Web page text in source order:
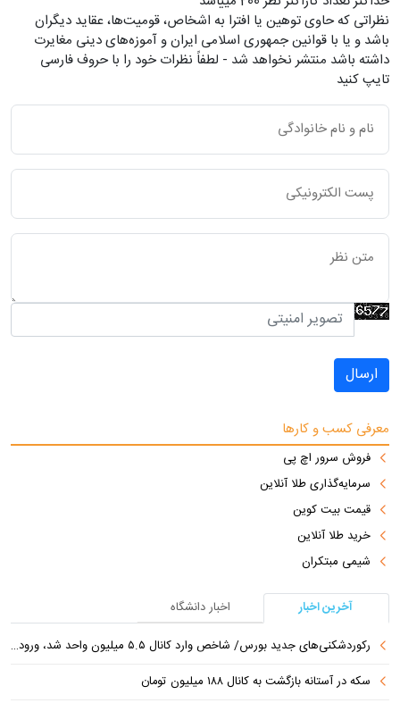
نظراتی که حاوی توهین یا افترا به اشخاص، قومیت‌ها، عقاید دیگران
باشد و یا با قوانین جمهوری اسلامی ایران و آموزه‌های دینی مغایرت
داشته باشد منتشر نخواهد شد - لطفاً نظرات خود را با حروف فارسی
تایپ کنید
ارسال
معرفی کسب و کارها
فروش سرور اچ پی
سرمایه‌گذاری طلا آنلاین
قیمت بیت کوین
خرید طلا آنلاین
شیمی مبتکران
آخرین اخبار
اخبار دانشگاه
رکوردشکنی‌های جدید بورس/ شاخص وارد کانال ۵.۵ میلیون واحد شد، ورود ۹ همت پول حقیقی
سکه در آستانه بازگشت به کانال ۱۸۸ میلیون تومان